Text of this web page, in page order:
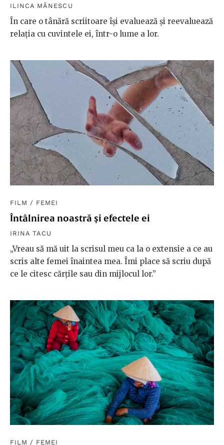
ILINCA MĂNESCU
În care o tânără scriitoare își evaluează și reevaluează
relația cu cuvintele ei, într-o lume a lor.
FILM / FEMEI
Întâlnirea noastră și efectele ei
IRINA TACU
„Vreau să mă uit la scrisul meu ca la o extensie a ce au
scris alte femei înaintea mea. Îmi place să scriu după
ce le citesc cărțile sau din mijlocul lor.”
FILM / FEMEI